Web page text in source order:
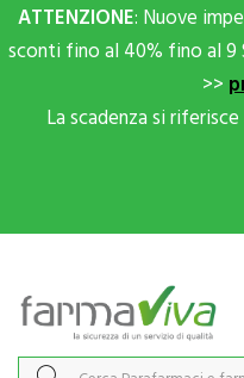
ATTENZIONE: Nuove
sconti fino al 40% fino al 9
>>
La scadenza si